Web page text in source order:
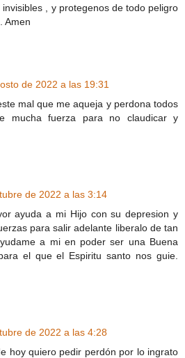
, y protegenos de todo peligro
Amen
de 2022 a las 19:31
mal que me aqueja y perdona todos
mucha fuerza para no claudicar y
de 2022 a las 3:14
ayuda a mi Hijo con su depresion y
para salir adelante liberalo de tan
a mi en poder ser una Buena
el que el Espiritu santo nos guie.
de 2022 a las 4:28
hoy quiero pedir perdón por lo ingrato